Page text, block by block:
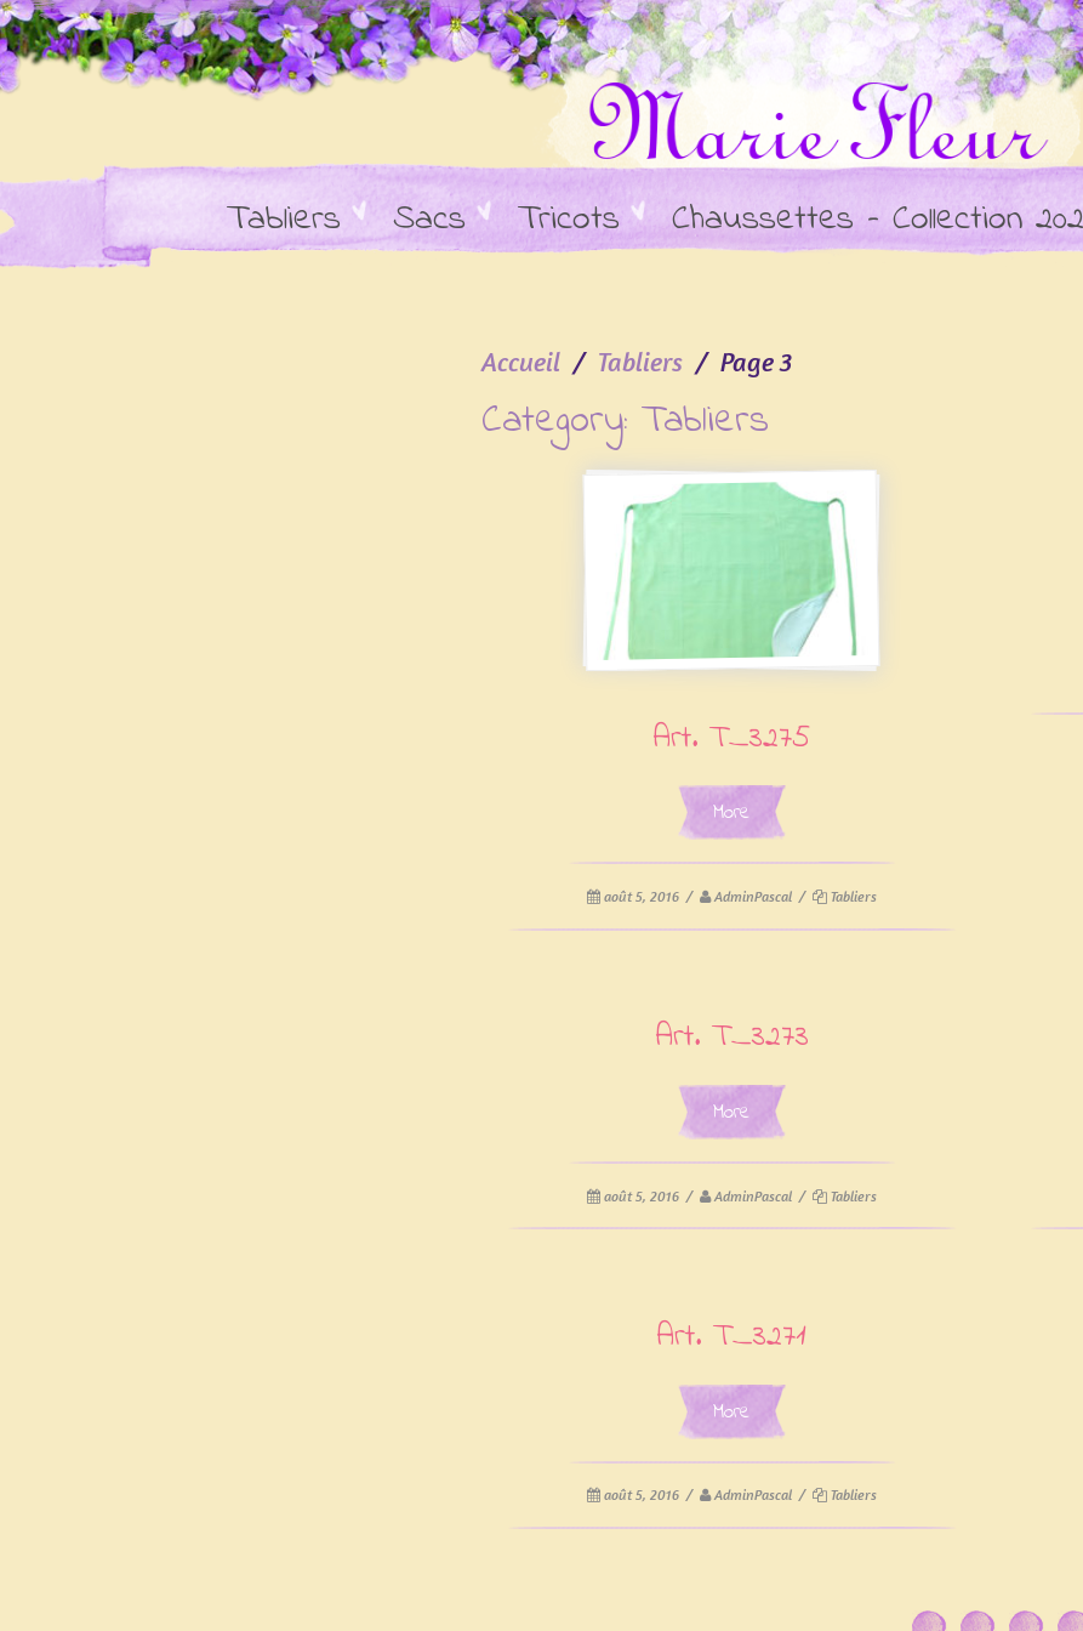
Tabliers Sacs Tricots Chaussettes – Collection
Accueil Tabliers Page 3
Category: Tabliers
Art. T_3275
More
août 5, 2016 / AdminPascal / Tabliers
Art. T_3273
More
août 5, 2016 / AdminPascal / Tabliers
Art. T_3271
More
août 5, 2016 / AdminPascal / Tabliers